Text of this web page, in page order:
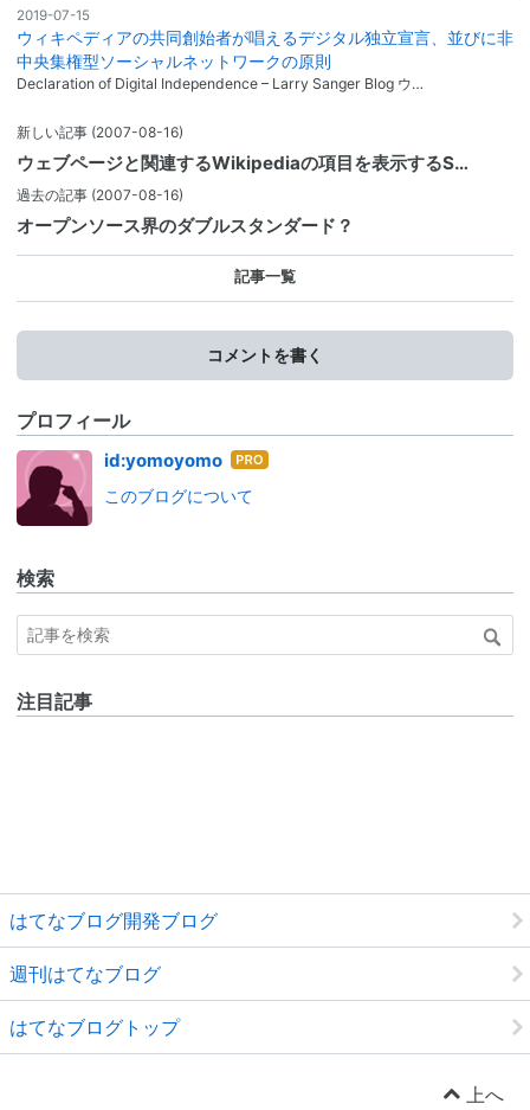
2019-07-15
ウィキペディアの共同創始者が唱えるデジタル独立宣言、並びに非
中央集権型ソーシャルネットワークの原則
Declaration of Digital Independence – Larry Sanger Blog ウ…
新しい記事 (2007-08-16)
ウェブページと関連するWikipediaの項目を表示するS…
過去の記事 (2007-08-16)
オープンソース界のダブルスタンダード？
記事一覧
コメントを書く
プロフィール
id:yomoyomo はて
ログ
このブログについて
検索
注目記事
はてなブログ開発ブログ
週刊はてなブログ
はてなブログトップ
上へ